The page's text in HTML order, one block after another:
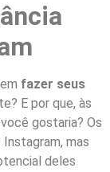
fazer seus
E por que, às
gostaria? Os
mas
deles